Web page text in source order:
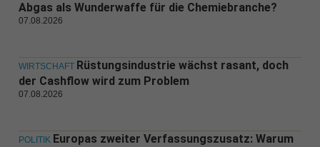
Abgas als Wunderwaffe für die Chemiebranche?
07.08.2026
WIRTSCHAFT Rüstungsindustrie wächst rasant, doch
der Cashflow wird zum Problem
07.08.2026
POLITIK Europas zweiter Verfassungszusatz: Warum